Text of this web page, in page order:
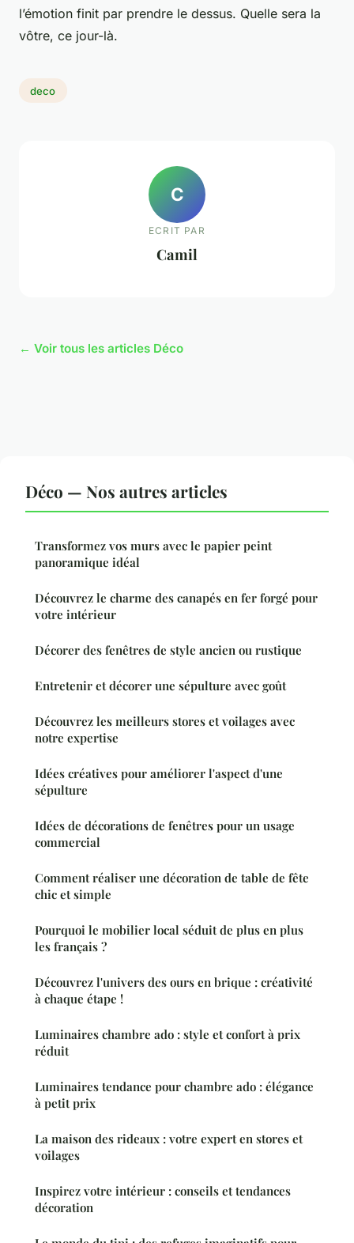
l’émotion finit par prendre le dessus. Quelle sera la
vôtre, ce jour-là.
deco
C
ECRIT PAR
Camil
← Voir tous les articles Déco
Déco — Nos autres articles
Transformez vos murs avec le papier peint
panoramique idéal
Découvrez le charme des canapés en fer forgé pour
votre intérieur
Décorer des fenêtres de style ancien ou rustique
Entretenir et décorer une sépulture avec goût
Découvrez les meilleurs stores et voilages avec
notre expertise
Idées créatives pour améliorer l'aspect d'une
sépulture
Idées de décorations de fenêtres pour un usage
commercial
Comment réaliser une décoration de table de fête
chic et simple
Pourquoi le mobilier local séduit de plus en plus
les français ?
Découvrez l'univers des ours en brique : créativité
à chaque étape !
Luminaires chambre ado : style et confort à prix
réduit
Luminaires tendance pour chambre ado : élégance
à petit prix
La maison des rideaux : votre expert en stores et
voilages
Inspirez votre intérieur : conseils et tendances
décoration